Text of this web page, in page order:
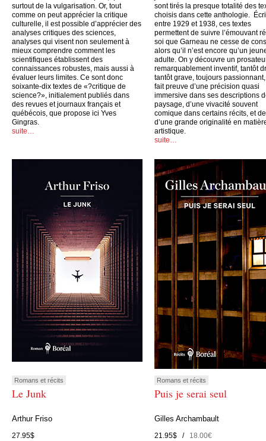
surtout de la vulgarisation. Or, tout
comme on peut apprécier la critique
culturelle, il est possible d’apprécier des
analyses critiques des sciences,
analyses qui visent non seulement à
mieux comprendre comment les
scientifiques établissent des
connaissances robustes, mais aussi à
évaluer leurs limites. Ce sont donc
soixante-dix textes de «?critique de
science?», initialement publiés dans
des revues et journaux français et
québécois, que propose ici Yves
Gingras.
suite…
sont tirés la presque totalité des
choisis dans cette anthologie.
entre 1929 et 1938, ces textes
permettent de suivre l’émouvant
soi que Garneau ne cesse de
alors qu’il n’est encore qu’un
adulte. On y découvre un
remarquablement inventif, tantôt
tantôt grave, toujours
fait preuve d’une précision quasi
immersive dans ses descriptions
paysage, d’une vivacité souvent
comique dans certains récits, et
d’une grande originalité en
artistique.
suite…
Romans et récits
Le Junk
Arthur Friso
27.95$
Romans et récits
Puis je serai seul
Gilles Archambault
21.95$ /18.00€